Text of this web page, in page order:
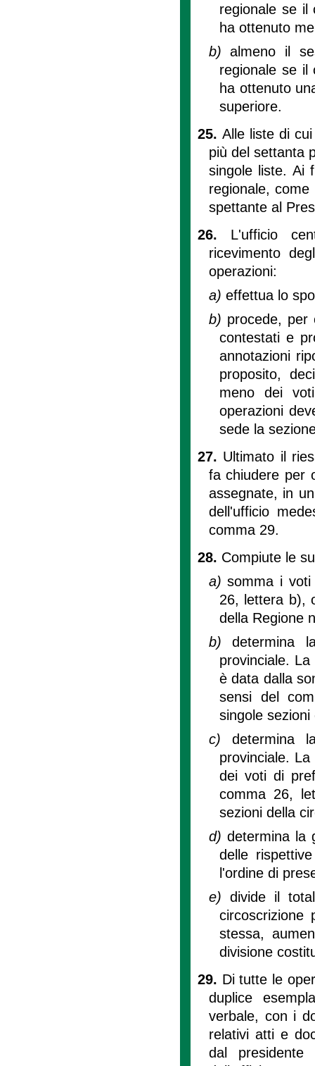
regionale se il
ha ottenuto
b)almeno il
regionale se il
ha ottenuto
superiore.
25.Alle liste di
più del settanta
singole liste. Ai
regionale,
spettante al
26. L'ufficio
ricevimento
operazioni:
a) effettua lo
b) procede, per
contestati e
annotazioni
proposito,
meno dei
operazioni
sede la
27. Ultimato il
fa chiudere per
assegnate, in
dell'ufficio
comma 29.
28. Compiute le
a)somma i voti
26, lettera b),
della Regione
b)determina
provinciale.
è data dalla
sensi del
singole
c) determina
provinciale.
dei voti di
comma 26,
sezioni della
d) determina la
delle
l'ordine di
e) divide il
circoscrizione
stessa,
divisione
29. Di tutte le
duplice
verbale, con i
relativi atti e
dal presidente